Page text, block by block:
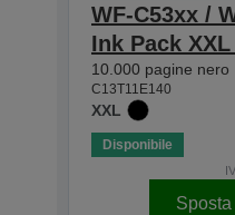
WF-C53xx /
Ink Pack
10.000 pagine nero
C13T11E140
XXL
Disponibile